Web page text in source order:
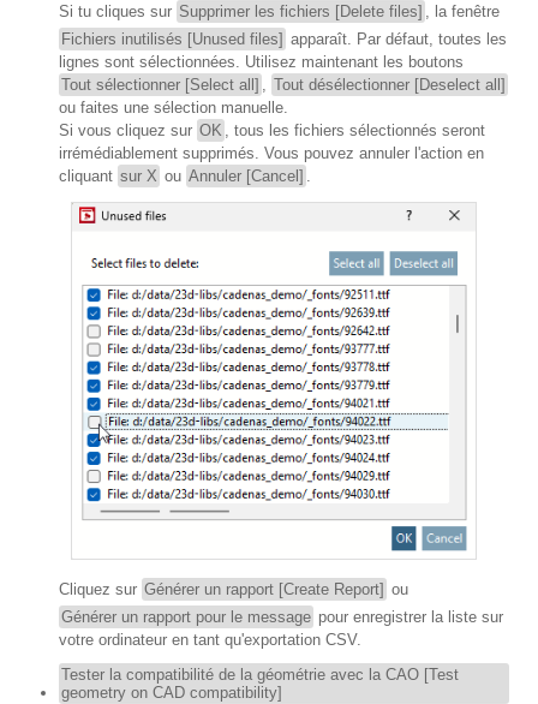
Si tu cliques sur Supprimer les fichiers [Delete files]
, la fenêtre
Fichiers inutilisés [Unused files] apparaît. Par défaut, toutes les
lignes sont sélectionnées. Utilisez maintenant les boutons
Tout sélectionner [Select all]
Tout désélectionner [Deselect all]
ou faites une sélection manuelle.
Si vous cliquez sur OK
, tous les fichiers sélectionnés seront
irrémédiablement supprimés. Vous pouvez annuler l'action en
cliquant sur X ou Annuler [Cancel]
Cliquez sur Générer un rapport [Create Report] ou
Générer un rapport pour le message pour enregistrer la liste sur
votre ordinateur en tant qu'exportation CSV.
Tester la compatibilité de la géométrie avec la CAO [Test
geometry on CAD compatibility]